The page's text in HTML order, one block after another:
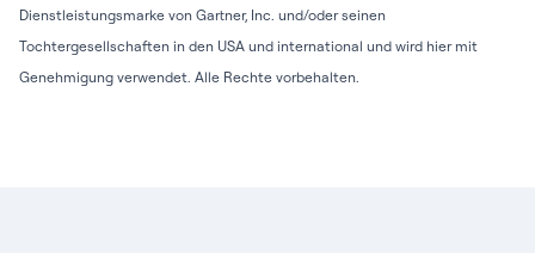
Dienstleistungsmarke von Gartner, Inc. und/oder seinen
Tochtergesellschaften in den USA und international und wird hier mit
Genehmigung verwendet. Alle Rechte vorbehalten.